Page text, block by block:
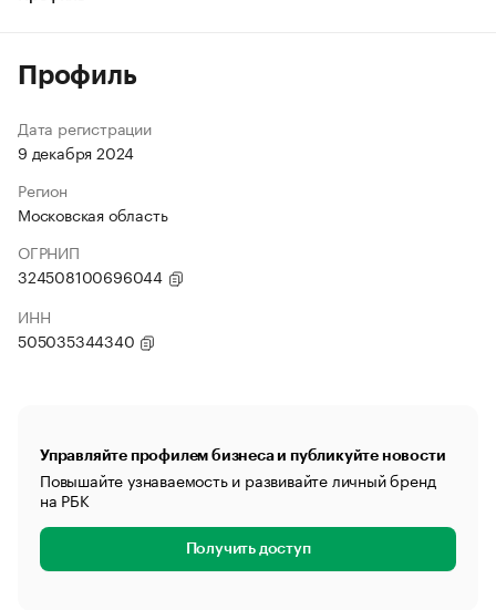
Профиль
Дата регистрации
9 декабря 2024
Регион
Московская область
ОГРНИП
324508100696044
ИНН
505035344340
Управляйте профилем бизнеса и публикуйте новости
Повышайте узнаваемость и развивайте личный бренд
на РБК
Получить доступ